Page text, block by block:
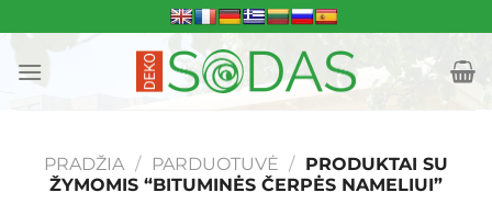
to
content
PRADŽIA / PARDUOTUVĖ / PRODUKTAI SU
ŽYMOMIS “BITUMINĖS ČERPĖS NAMELIUI”